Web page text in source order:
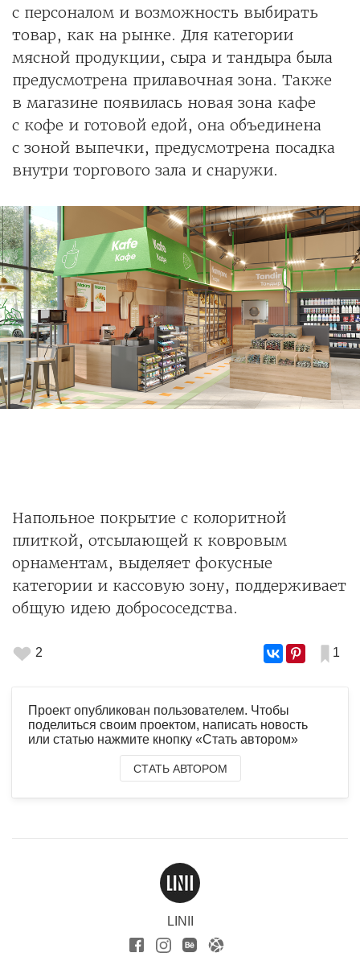
с персоналом и возможность выбирать
товар, как на рынке. Для категории
мясной продукции, сыра и тандыра была
предусмотрена прилавочная зона. Также
в магазине появилась новая зона кафе
с кофе и готовой едой, она объединена
с зоной выпечки, предусмотрена посадка
внутри торгового зала и снаружи.
Напольное покрытие с колоритной
плиткой, отсылающей к ковровым
орнаментам, выделяет фокусные
категории и кассовую зону, поддерживает
общую идею добрососедства.
2 1
Проект опубликован пользователем. Чтобы
поделиться своим проектом, написать новость
или статью нажмите кнопку «Стать автором»
СТАТЬ АВТОРОМ
LINII